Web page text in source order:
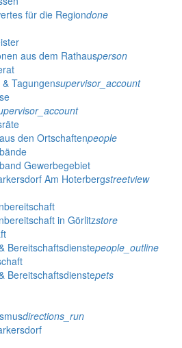
für die Regiondone
aus dem Rathausperson
Tagungensupervisor_account
den Ortschaftenpeople
Gewerbegebiet
Am Hoterbergstreetview
in Görlitzstore
Bereitschaftsdienstepeople_outline
Bereitschaftsdienstepets
directions_run